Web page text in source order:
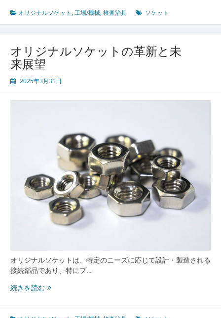
オリジナルソケット ,工場/機械,検査治具 ソケット
オリジナルソケットの革新と未
来展望
2025年3月31日
オリジナルソケットは、特定のニーズに応じて設計・製造される
接続部品であり、特にプ…
続きを読むオ